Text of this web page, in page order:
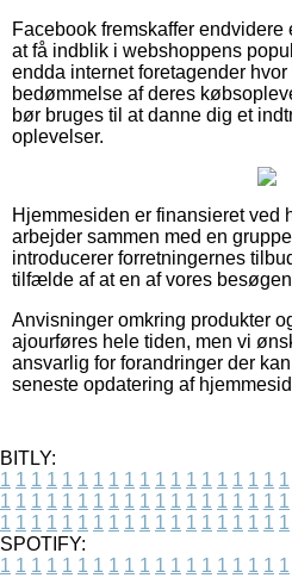
Facebook fremskaffer
at få indblik i webshoppens
endda internet foretagender
bedømmelse af deres
bør bruges til at danne dig et
oplevelser.
Hjemmesiden er finansieret ved
arbejder sammen med en
introducerer forretningernes
tilfælde af at en af vores
Anvisninger omkring produkter
ajourføres hele tiden, men vi
ansvarlig for forandringer der
seneste opdatering af
BITLY:
1 1 1 1 1 1 1 1 1 1 1 1 1 1 1 1 1 1 1
1 1 1 1 1 1 1 1 1 1 1 1 1 1 1 1 1 1 1
1 1 1 1 1 1 1 1 1 1 1 1 1 1 1 1 1 1 1
SPOTIFY:
1 1 1 1 1 1 1 1 1 1 1 1 1 1 1 1 1 1 1